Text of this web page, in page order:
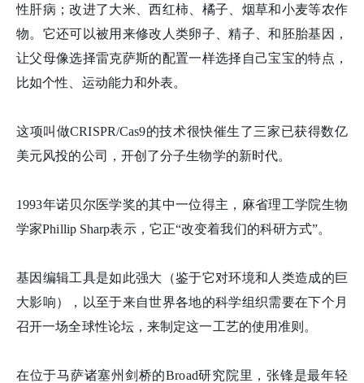
性肝病；改进了大米、西红柿、橘子、烟草和小麦等农作
物。它还可以被用来修改人类卵子、精子、和胚胎基因，
让父母像选择雷克萨斯的配置一样选择自己宝宝的特点，
比如个性、运动能力和外表。
这项叫做CRISPR/Cas9的技术很快催生了三家已获得数亿
美元风投的公司，开创了分子生物学的新时代。
1993年诺贝尔医学奖的其中一位得主，麻省理工学院生物
学家Phillip Sharp表示，它正“改变着我们的科研方式”。
基因编辑工具是如此强大（鉴于它对环境和人类造成的巨
大影响），以至于来自世界各地的科学组织需要在下个月
召开一场全球性论坛，来制定这一工艺的使用准则。
在位于马萨诸塞州剑桥的Broad研究院里，张锋是最年轻